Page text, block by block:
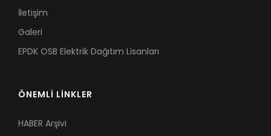
İletişim
Galeri
EPDK OSB Elektrik Dağıtım Lisanları
ÖNEMLİ LİNKLER
HABER Arşivi